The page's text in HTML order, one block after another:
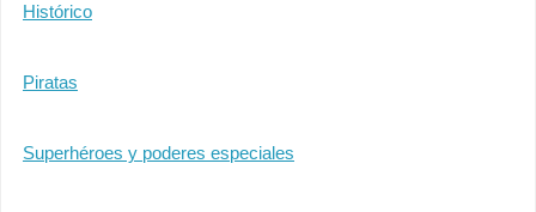
Histórico
Piratas
Superhéroes y poderes especiales